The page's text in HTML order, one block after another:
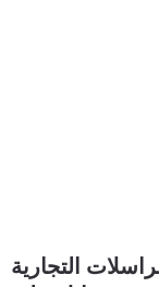
التجارية